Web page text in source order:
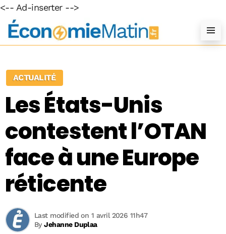
<-- Ad-inserter -->
ACTUALITÉ
Les États-Unis
contestent l’OTAN
face à une Europe
réticente
ByJehanne Duplaa
Last modified on 1 avril 2026 11h47